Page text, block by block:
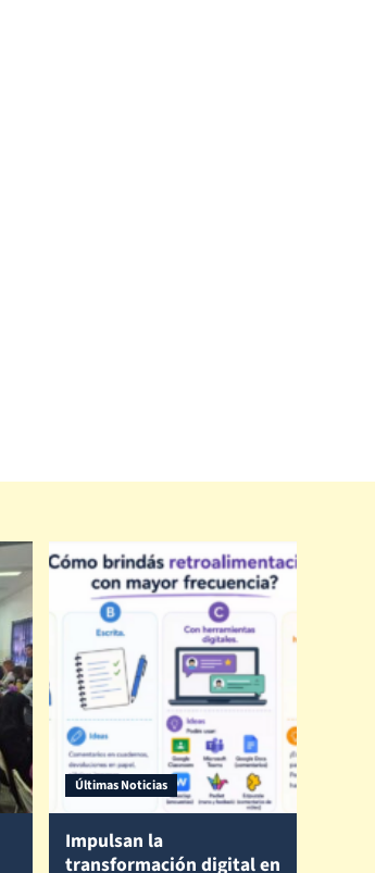
Últimas Noticias
Impulsan la
transformación digital en